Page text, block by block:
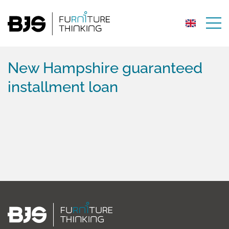
New Hampshire guaranteed
installment loan